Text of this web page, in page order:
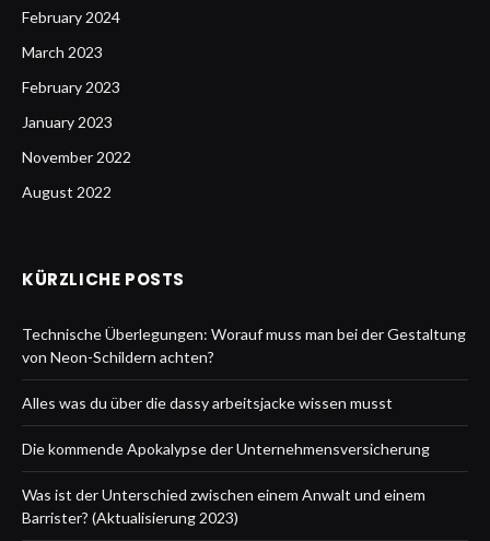
February 2024
March 2023
February 2023
January 2023
November 2022
August 2022
KÜRZLICHE POSTS
Technische Überlegungen: Worauf muss man bei der Gestaltung
von Neon-Schildern achten?
Alles was du über die dassy arbeitsjacke wissen musst
Die kommende Apokalypse der Unternehmensversicherung
Was ist der Unterschied zwischen einem Anwalt und einem
Barrister? (Aktualisierung 2023)